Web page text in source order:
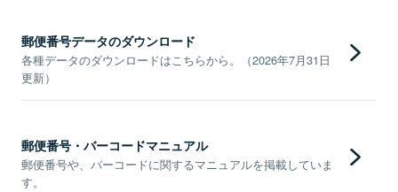
郵便番号データのダウンロード
各種データのダウンロードはこちらから。（2026年7月31日
更新）
郵便番号・バーコードマニュアル
郵便番号や、バーコードに関するマニュアルを掲載していま
す。